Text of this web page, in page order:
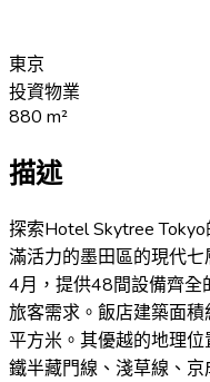
東京
投資物業
880 m²
描述
探索Hotel Skytree
滿活力的墨田區的現代
4月，提供48間設備齊全
旅客需求。飯店建築面
平方米。其優越的地理
鐵半藏門線、淺草線、